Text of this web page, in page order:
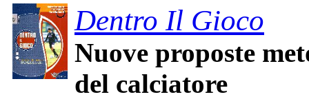
Dentro Il Gioco
Nuove proposte
del calciatore